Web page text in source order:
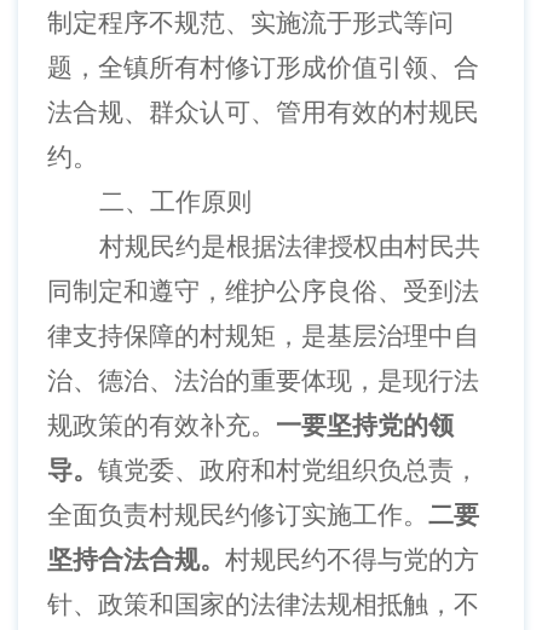
制定程序不规范、实施流于形式等问
题，全镇所有村修订形成价值引领、合
法合规、群众认可、管用有效的村规民
约。
二、 工作原则
村规民约是根据法律授权由村民共
同制定和遵守，维护公序良俗、受到法
律支持保障的村规矩，是基层治理中自
治、德治、法治的重要体现，是现行法
规政策的有效补充。 一要坚持党的领
导。 镇党委、政府和村党组织负总责，
全面负责村规民约修订实施工作。 二要
坚持合法合规。 村规民约不得与党的方
针、政策和国家的法律法规相抵触，不